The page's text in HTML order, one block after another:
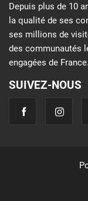
Depuis plus de 10
la qualité de ses
ses millions de
des communautés
engagées de France.
SUIVEZ-NOUS